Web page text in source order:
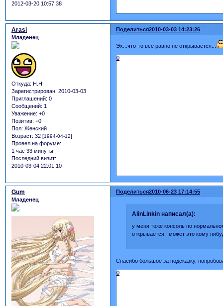
2012-03-20 10:57:38
Поделиться2010-03-03 14:23:26
Arasi
Младенец
Откуда: Н.Н
Зарегистрирован: 2010-03-03
Приглашений: 0
Сообщений: 1
Уважение: +0
Позитив: +0
Пол: Женский
Возраст: 32 [1994-04-12]
Провел на форуме:
1 час 33 минуты
Последний визит:
2010-03-04 22:01:10
Эх...что-то всё равно не открывается...
0
Поделиться2010-06-23 17:14:55
Gum
Младенец
AlinLinkin написал(а):
у меня тоже консоль по
открывается может это кому
Спасибо большое за подсказку,
0